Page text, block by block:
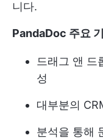
니다.
PandaDoc 주요
드래그 앤 드
성
대부분의
분석을 통해